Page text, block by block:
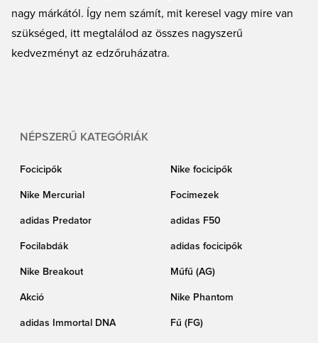
nagy márkától. Így nem számít, mit keresel vagy mire van
szükséged, itt megtalálod az összes nagyszerű
kedvezményt az edzőruházatra.
NÉPSZERŰ KATEGÓRIÁK
Focicipők Nike focicipők
Nike Mercurial Focimezek
adidas Predator adidas F50
Focilabdák adidas focicipők
Nike Breakout Műfű (AG)
Akció Nike Phantom
adidas Immortal DNA Fű (FG)